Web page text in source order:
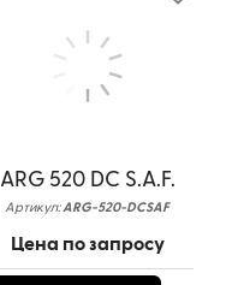
ARG 520 DC S.A.F.
Артикул: ARG-520-DCSAF
Цена по запросу